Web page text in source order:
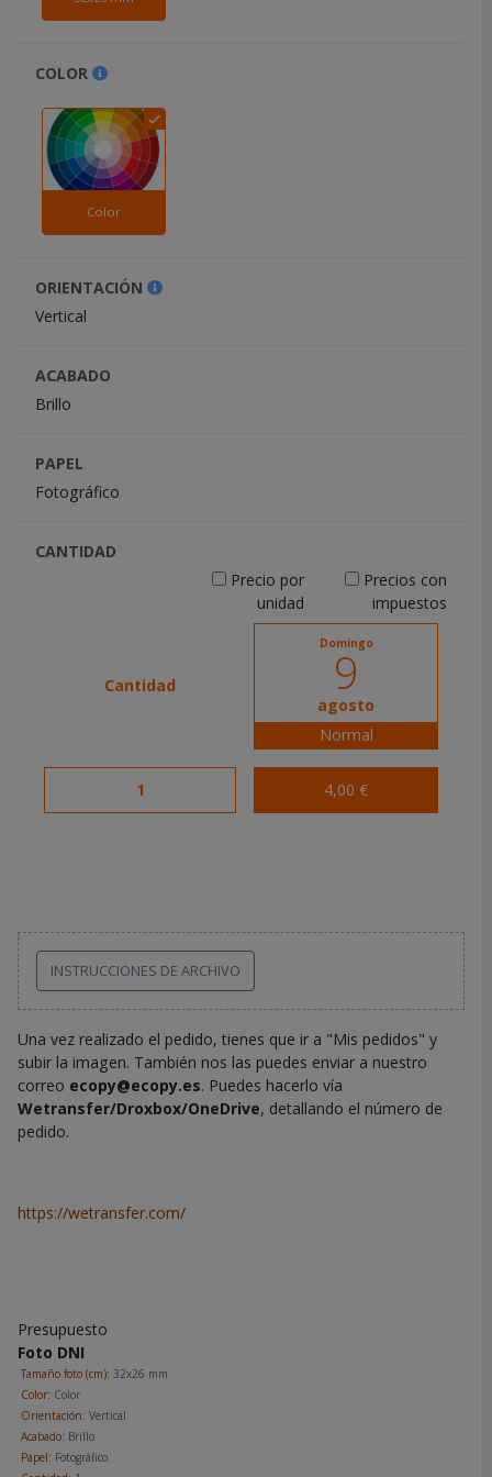
puede
mostrar
información.
COLOR
Color
ORIENTACIÓN
Vertical
ACABADO
Brillo
PAPEL
Fotográfico
CANTIDAD
Precio por
unidad
Precios con
impuestos
Cantidad
Domingo
9
agosto
Normal
1 4,00 €
INSTRUCCIONES DE ARCHIVO
Una vez realizado el pedido, tienes que ir a "Mis pedidos" y
subir la imagen. También nos las puedes enviar a nuestro
correo ecopy@ecopy.es. Puedes hacerlo vía
Wetransfer/Droxbox/OneDrive, detallando el número de
pedido.
https://wetransfer.com/
Presupuesto
Foto DNI
Tamaño foto (cm): 32x26 mm
Color: Color
Orientación: Vertical
Acabado: Brillo
Papel: Fotográfico